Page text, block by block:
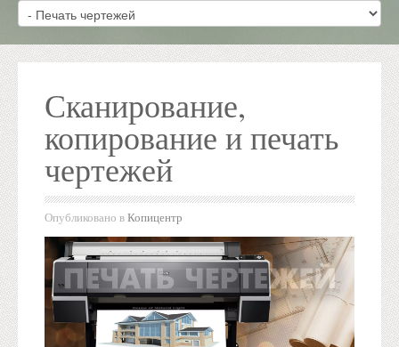
Сканирование,
копирование и печать
чертежей
Опубликовано вКопицентр